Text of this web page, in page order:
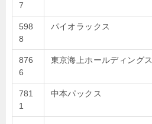
7
598
8
パイオラックス
876
6
東京海上ホールディングス
781
1
中本パックス